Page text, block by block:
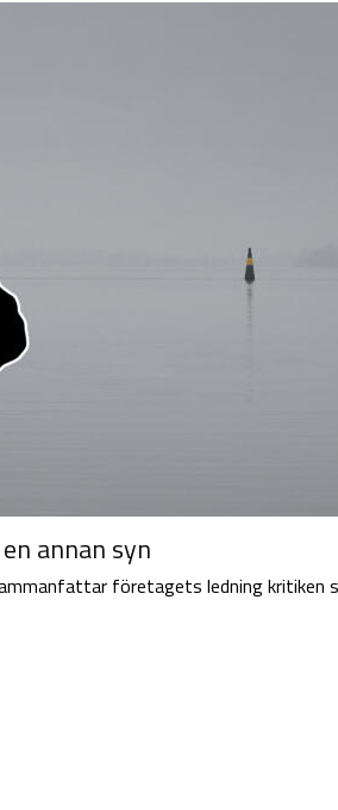
annan syn
företagets ledning kritiken